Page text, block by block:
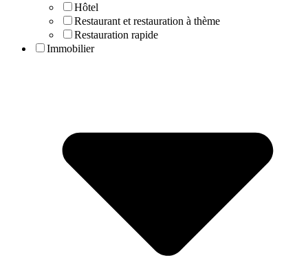
Hôtel
Restaurant et restauration à thème
Restauration rapide
Immobilier